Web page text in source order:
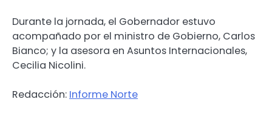
Durante la jornada, el Gobernador estuvo
acompañado por el ministro de Gobierno, Carlos
Bianco; y la asesora en Asuntos Internacionales,
Cecilia Nicolini.
Redacción: Informe Norte